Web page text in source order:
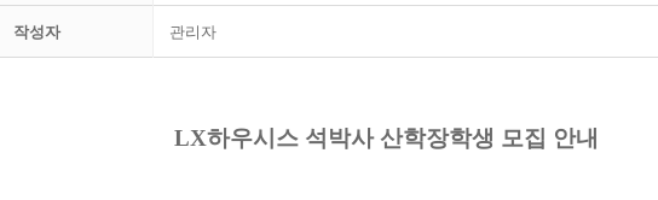
작성자 관리자
LX하우시스 석박사 산학장학생 모집 안내